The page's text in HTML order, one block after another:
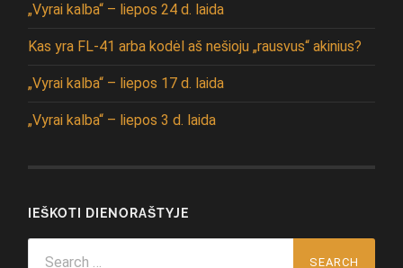
„Vyrai kalba“ – liepos 24 d. laida
Kas yra FL-41 arba kodėl aš nešioju „rausvus“ akinius?
„Vyrai kalba“ – liepos 17 d. laida
„Vyrai kalba“ – liepos 3 d. laida
IEŠKOTI DIENORAŠTYJE